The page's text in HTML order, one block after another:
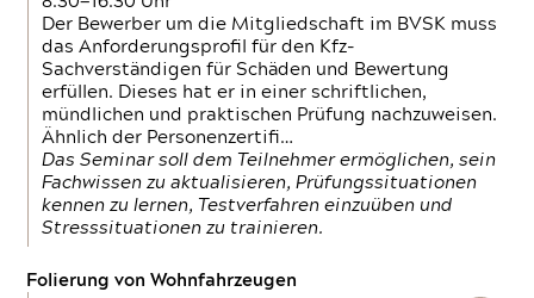
Der Bewerber um die Mitgliedschaft im BVSK muss
das Anforderungsprofil für den Kfz-
Sachverständigen für Schäden und Bewertung
erfüllen. Dieses hat er in einer schriftlichen,
mündlichen und praktischen Prüfung nachzuweisen.
Ähnlich der Personenzertifi…
Das Seminar soll dem Teilnehmer ermöglichen, sein
Fachwissen zu aktualisieren, Prüfungssituationen
kennen zu lernen, Testverfahren einzuüben und
Stresssituationen zu trainieren.
Folierung von Wohnfahrzeugen